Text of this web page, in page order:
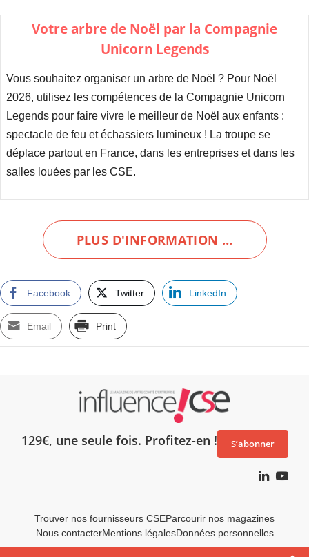
Votre arbre de Noël par la Compagnie
Unicorn Legends
Vous souhaitez organiser un arbre de Noël ? Pour Noël
2026, utilisez les compétences de la Compagnie Unicorn
Legends pour faire vivre le meilleur de Noël aux enfants :
spectacle de feu et échassiers lumineux ! La troupe se
déplace partout en France, dans les entreprises et dans les
salles louées par les CSE.
PLUS D'INFORMATION …
Facebook Twitter LinkedIn
Email Print
129€, une seule fois. Profitez-en ! S’abonner
Trouver nos fournisseurs CSEParcourir nos magazines
Nous contacterMentions légalesDonnées personnelles